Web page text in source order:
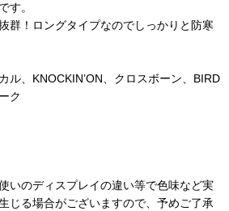
す。
群！ロングタイプなのでしっかりと防寒
ル、KNOCKIN’ON、クロスボーン、BIRD
ク
いのディスプレイの違い等で色味など実
じる場合がございますので、予めご了承